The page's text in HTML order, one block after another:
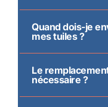
Quand dois-je
mes tuiles ?
Le
nécessaire ?